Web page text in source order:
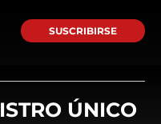
SUSCRIBIRSE
ÚNICO